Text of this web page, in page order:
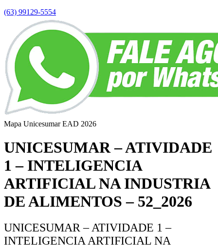
(63) 99129-5554
Mapa Unicesumar EAD 2026
UNICESUMAR – ATIVIDADE
1 – INTELIGENCIA
ARTIFICIAL NA INDUSTRIA
DE ALIMENTOS – 52_2026
UNICESUMAR – ATIVIDADE 1 –
INTELIGENCIA ARTIFICIAL NA